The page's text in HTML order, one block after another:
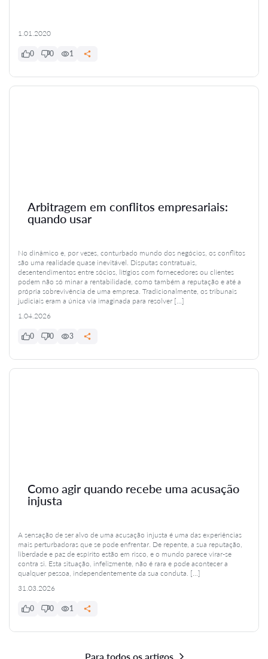
1.01.2020
0 0 1
Arbitragem em conflitos empresariais:
quando usar
No dinâmico e, por vezes, conturbado mundo dos negócios, os conflitos
são uma realidade quase inevitável. Disputas contratuais,
desentendimentos entre sócios, litígios com fornecedores ou clientes
podem não só minar a rentabilidade, como também a reputação e até a
própria sobrevivência de uma empresa. Tradicionalmente, os tribunais
judiciais eram a única via imaginada para resolver […]
1.04.2026
0 0 3
Como agir quando recebe uma acusação
injusta
A sensação de ser alvo de uma acusação injusta é uma das experiências
mais perturbadoras que se pode enfrentar. De repente, a sua reputação,
liberdade e paz de espírito estão em risco, e o mundo parece virar-se
contra si. Esta situação, infelizmente, não é rara e pode acontecer a
qualquer pessoa, independentemente da sua conduta. […]
31.03.2026
0 0 1
Para todos os artigos